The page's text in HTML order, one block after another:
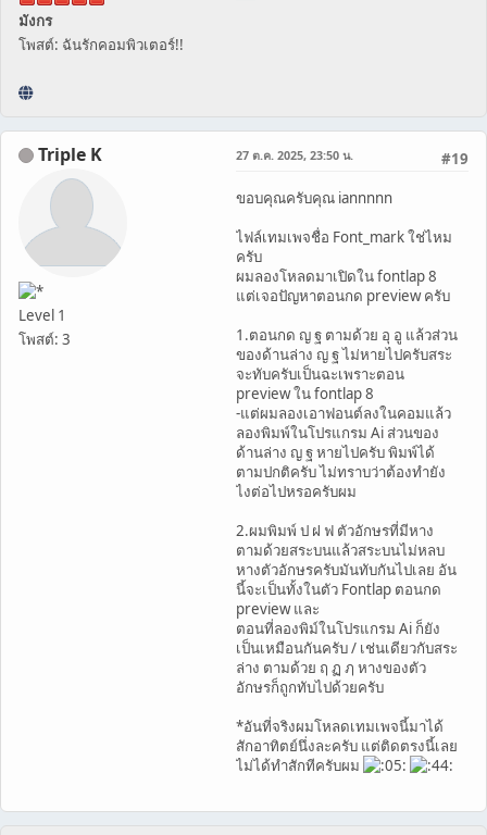
มังกร
โพสต์: ฉันรักคอมพิวเตอร์!!
Triple K
Level 1
โพสต์: 3
#19
27 ต.ค. 2025, 23:50 น.
ขอบคุณครับคุณ iannnnn
ไฟล์เทมเพจชื่อ Font_mark ใช่ไหม
ครับ
ผมลองโหลดมาเปิดใน fontlap 8
แต่เจอปัญหาตอนกด preview ครับ
1.ตอนกด ญ ฐ ตามด้วย อุ อู แล้วส่วน
ของด้านล่าง ญ ฐ ไม่หายไปครับสระ
จะทับครับเป็นฉะเพราะตอน
preview ใน fontlap 8
-แต่ผมลองเอาฟอนต์ลงในคอมแล้ว
ลองพิมพ์ในโปรแกรม Ai ส่วนของ
ด้านล่าง ญ ฐ หายไปครับ พิมพ์ได้
ตามปกติครับ ไม่ทราบว่าต้องทำยัง
ไงต่อไปหรอครับผม
2.ผมพิมพ์ ป ฝ ฟ ตัวอักษรที่มีหาง
ตามด้วยสระบนแล้วสระบนไม่หลบ
หางตัวอักษรครับมันทับกันไปเลย อัน
นี้จะเป็นทั้งในตัว Fontlap ตอนกด
preview และ
ตอนที่ลองพิม์ในโปรแกรม Ai ก็ยัง
เป็นเหมือนกันครับ / เช่นเดียวกับสระ
ล่าง ตามด้วย ฤ ฏ ฦ หางของตัว
อักษรก็ถูกทับไปด้วยครับ
*อันที่จริงผมโหลดเทมเพจนี้มาได้
สักอาทิตย์นึ่งละครับ แต่ติดตรงนี้เลย
ไม่ได้ทำสักทีครับผม